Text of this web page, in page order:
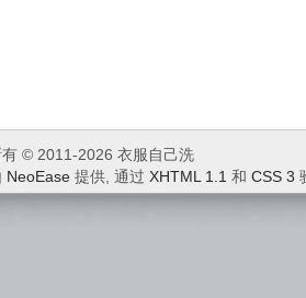
有 © 2011-2026 衣服自己洗
NeoEase 提供, 通过 XHTML 1.1 和 CSS 3